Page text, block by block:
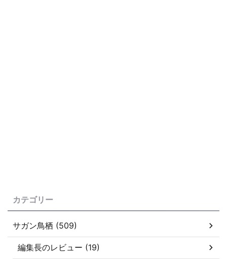
カテゴリー
サガン鳥栖 (509)
編集長のレビュー (19)